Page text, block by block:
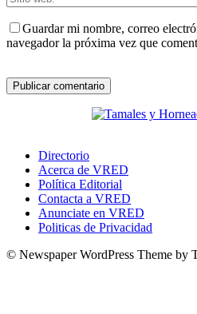
Guardar mi nombre, correo
navegador la próxima vez que
Directorio
Acerca de VRED
Política Editorial
Contacta a VRED
Anunciate en VRED
Politicas de Privacidad
© Newspaper WordPress Theme by